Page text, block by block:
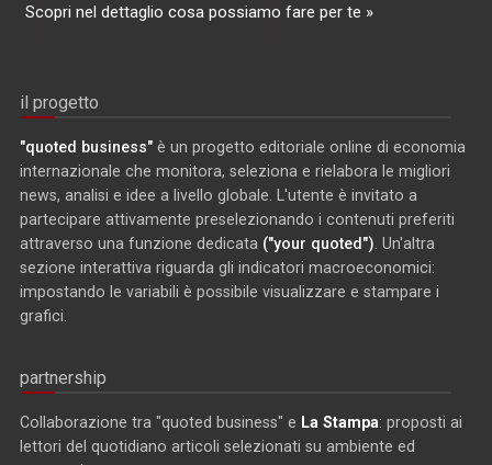
Scopri nel dettaglio cosa possiamo fare per te »
il progetto
"quoted business" è un progetto editoriale online di economia
internazionale che monitora, seleziona e rielabora le migliori
news, analisi e idee a livello globale. L'utente è invitato a
partecipare attivamente preselezionando i contenuti preferiti
attraverso una funzione dedicata ("your quoted") . Un'altra
sezione interattiva riguarda gli indicatori macroeconomici:
impostando le variabili è possibile visualizzare e stampare i
grafici.
partnership
Collaborazione tra "quoted business" e La Stampa: proposti ai
lettori del quotidiano articoli selezionati su ambiente ed